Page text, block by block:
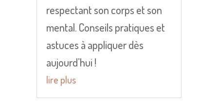
respectant son corps et son
mental. Conseils pratiques et
astuces à appliquer dès
aujourd’hui !
lire plus